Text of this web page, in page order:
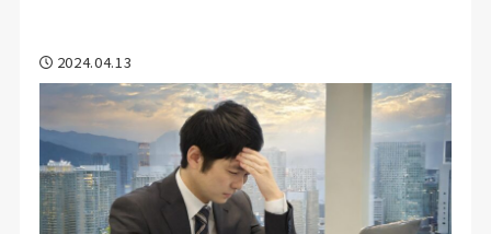
2024.04.13